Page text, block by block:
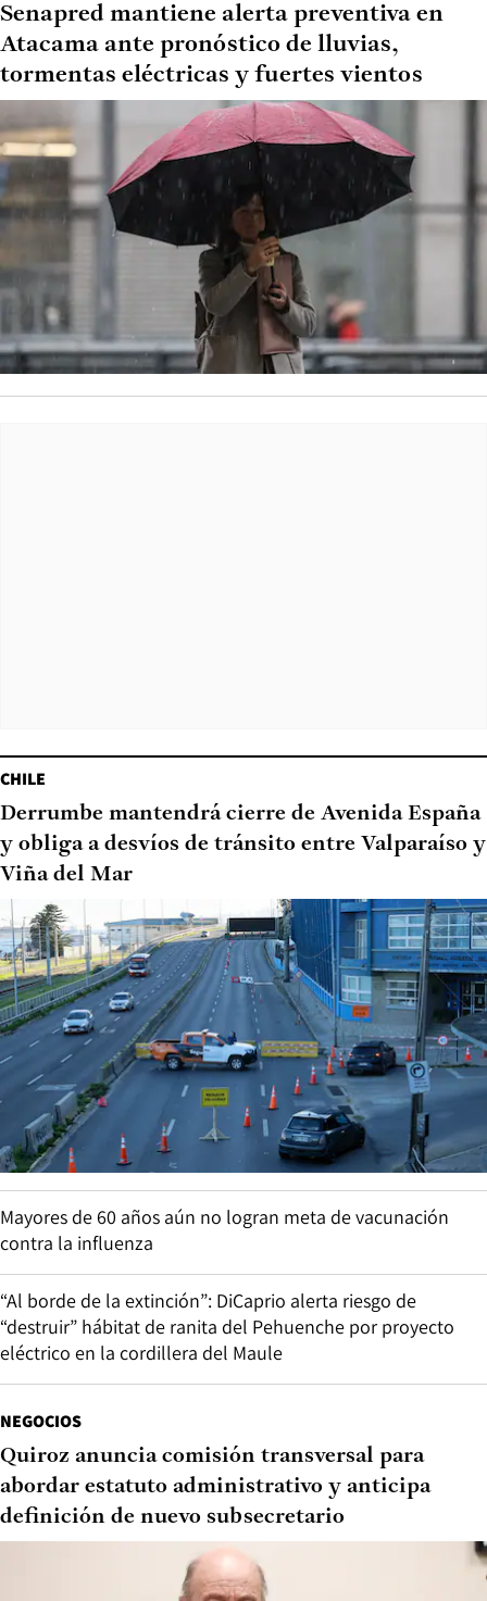
Senapred mantiene alerta preventiva en
Atacama ante pronóstico de lluvias,
tormentas eléctricas y fuertes vientos
CHILE
Derrumbe mantendrá cierre de Avenida España
y obliga a desvíos de tránsito entre Valparaíso y
Viña del Mar
Mayores de 60 años aún no logran meta de vacunación
contra la influenza
“Al borde de la extinción”: DiCaprio alerta riesgo de
“destruir” hábitat de ranita del Pehuenche por proyecto
eléctrico en la cordillera del Maule
NEGOCIOS
Quiroz anuncia comisión transversal para
abordar estatuto administrativo y anticipa
definición de nuevo subsecretario